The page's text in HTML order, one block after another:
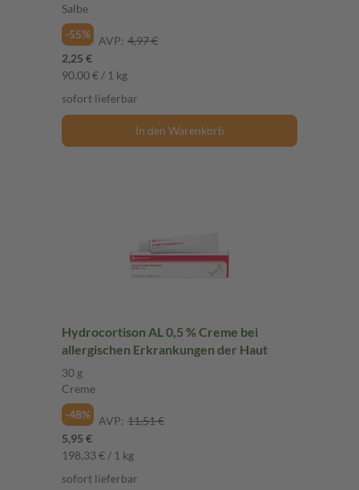
Salbe
-55%
AVP: 4,97 €
2,25 €
90,00 € / 1 kg
sofort lieferbar
In den Warenkorb
Hydrocortison AL 0,5 % Creme bei
allergischen Erkrankungen der Haut
30 g
Creme
-48%
AVP: 11,51 €
5,95 €
198,33 € / 1 kg
sofort lieferbar